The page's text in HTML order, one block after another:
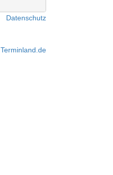
Datenschutz
Terminland.de